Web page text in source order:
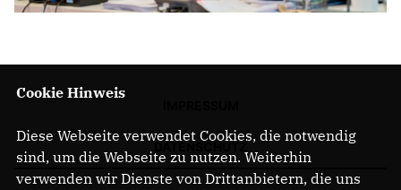
Cookie Hinweis
Diese Webseite verwendet Cookies, die notwendig
sind, um die Webseite zu nutzen. Weiterhin
verwenden wir Dienste von Drittanbietern, die uns